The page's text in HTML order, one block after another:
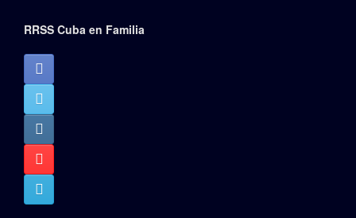
RRSS Cuba en Familia